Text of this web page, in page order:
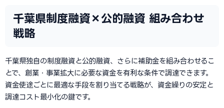
千葉県制度融資×公的融資 組み合わせ
戦略
千葉県独自の制度融資と公的融資、さらに補助金を組み合わせるこ
とで、創業・事業拡大に必要な資金を有利な条件で調達できます。
資金使途ごとに最適な手段を割り当てる戦略が、資金繰りの安定と
調達コスト最小化の鍵です。